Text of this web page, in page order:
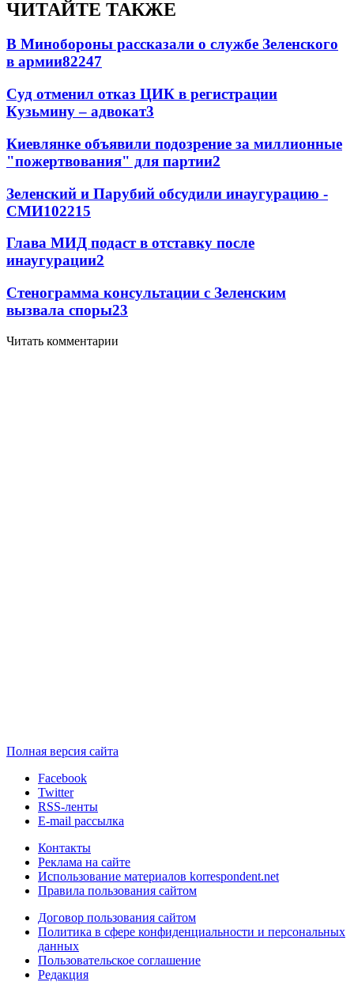
ЧИТАЙТЕ ТАКЖЕ
В Минобороны рассказали о службе Зеленского
в армии82247
Суд отменил отказ ЦИК в регистрации
Кузьмину – адвокат3
Киевлянке объявили подозрение за миллионные
"пожертвования" для партии2
Зеленский и Парубий обсудили инаугурацию -
СМИ102215
Глава МИД подаст в отставку после
инаугурации2
Стенограмма консультации с Зеленским
вызвала споры23
Читать комментарии
Полная версия сайта
Facebook
Twitter
RSS-ленты
E-mail рассылка
Контакты
Реклама на сайте
Использование материалов korrespondent.net
Правила пользования сайтом
Договор пользования сайтом
Политика в сфере конфиденциальности и персональных
данных
Пользовательское соглашение
Редакция